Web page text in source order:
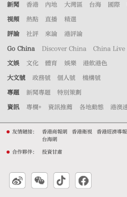
新聞 香港 內地 大灣區 台海 國際
視頻 熱點 直播 精選
評論 社評 來論 港評論
Go China Discover China China Live
文娛 文化 體育 娛樂 港飲港色
大文號 政務號 個人號 機構號
專題 新聞專題 特別策劃
資訊 專欄+ 資訊推薦 各地動態 港澳
友情鏈接： 香港商報網 香港衛視 香港經濟導報
台海網
合作夥伴： 投資甘肅